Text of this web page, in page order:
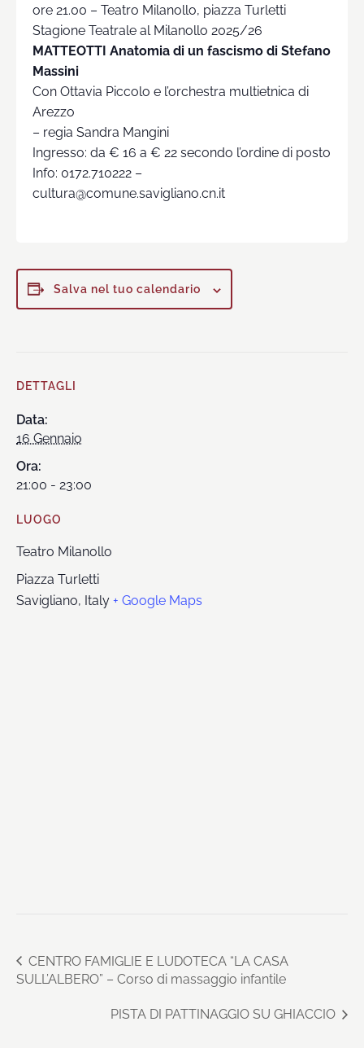
ore 21.00 – Teatro Milanollo, piazza Turletti
Stagione Teatrale al Milanollo 2025/26
MATTEOTTI Anatomia di un fascismo di Stefano
Massini
Con Ottavia Piccolo e l’orchestra multietnica di
Arezzo
– regia Sandra Mangini
Ingresso: da € 16 a € 22 secondo l’ordine di posto
Info: 0172.710222 –
cultura@comune.savigliano.cn.it
Salva nel tuo calendario
DETTAGLI
Data:
16 Gennaio
Ora:
21:00 - 23:00
LUOGO
Teatro Milanollo
Piazza Turletti
Savigliano, Italy + Google Maps
CENTRO FAMIGLIE E LUDOTECA “LA CASA
SULL’ALBERO” – Corso di massaggio infantile
PISTA DI PATTINAGGIO SU GHIACCIO